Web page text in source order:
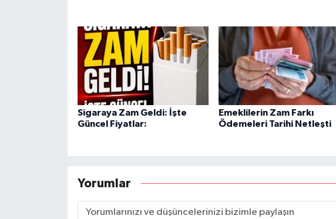
Sigaraya Zam Geldi: İşte
Güncel Fiyatlar:
Emeklilerin Zam Farkı
Ödemeleri Tarihi Netleşti
Yorumlar